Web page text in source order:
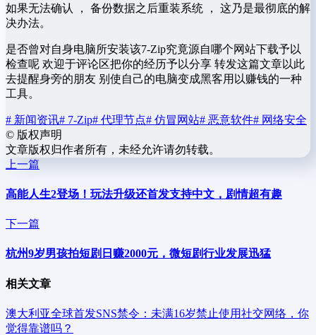
如果无法确认 ， 备份数据之后重装系统 ， 这乃是最彻底的解
决办法。
是否曾对自身电脑所安装该7-Zip究竟源自哪个网站下载予以
检查呢 欢迎于评论区把你的经历予以分享 转发这篇文章以此
去提醒身旁的朋友 别使自己的电脑变成黑客用以赚钱的一种
工具。
# 新闻资讯# 7-Zip# 代理节点# 仿冒网站# 恶意软件# 网络安全
© 版权声明
文章版权归作者所有，未经允许请勿转载。
上一篇
高能人生2登场！玩法升级还首发支持中文，剧情超有趣
下一篇
杭州9岁男孩拍短剧日赚2000元，微短剧行业发展迅猛
相关文章
澳大利亚全球首发SNS禁令：未满16岁禁止使用社交网络，你
觉得靠谱吗？